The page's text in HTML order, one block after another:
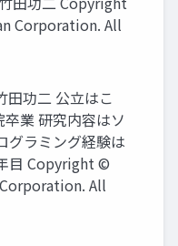
Corporation. All
田功二 公立はこ
業 研究内容はソ
グラミング経験は
目 Copyright ©
All